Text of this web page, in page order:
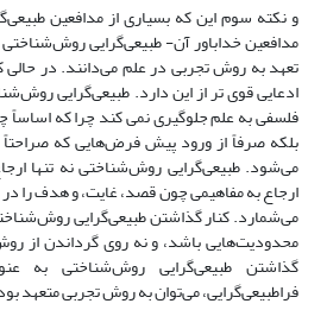
و نکته سوم این که بسیاری از مدافعین
مدافعین خداباور آن- ‌طبیعی‌گرایی
تعهد به روش تجربی در علم می‌دانند. در
ادعایی قوی تر از این دارد. ‌طبیعی‌گرایی
فلسفی به علم جلوگیری نمی کند چرا که اساساً
بلکه صرفاً از ورود پیش فرض‌‌هایی که
می‌شود. ‌طبیعی‌گرایی روش‌شناختی نه تنها
ارجاع به مفاهیمی چون قصد، غایت، و هدف را
می‌شمارد. کنار گذاشتن ‌طبیعی‌گرایی
محدودیت‌هایی باشد، و نه روی گرداندن از
گذاشتن ‌طبیعی‌گرایی روش‌شناختی به
فرا‌طبیعی‌گرایی، می‌توان به روش تجربی متعهد